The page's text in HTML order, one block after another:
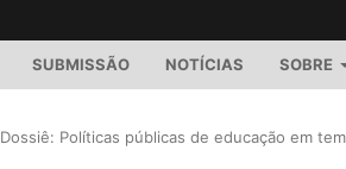
SUBMISSÃO NOTÍCIAS SOBRE
Dossiê: Políticas públicas de educação em